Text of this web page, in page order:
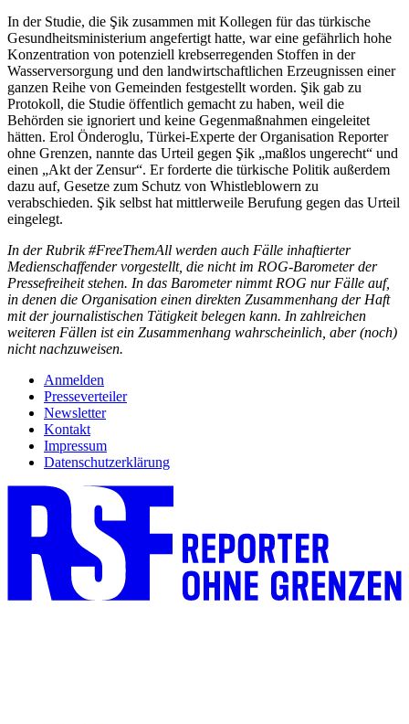
In der Studie, die Şik zusammen mit Kollegen für das türkische
Gesundheitsministerium angefertigt hatte, war eine gefährlich hohe
Konzentration von potenziell krebserregenden Stoffen in der
Wasserversorgung und den landwirtschaftlichen Erzeugnissen einer
ganzen Reihe von Gemeinden festgestellt worden. Şik gab zu
Protokoll, die Studie öffentlich gemacht zu haben, weil die
Behörden sie ignoriert und keine Gegenmaßnahmen eingeleitet
hätten. Erol Önderoglu, Türkei-Experte der Organisation Reporter
ohne Grenzen, nannte das Urteil gegen Şik „maßlos ungerecht“ und
einen „Akt der Zensur“. Er forderte die türkische Politik außerdem
dazu auf, Gesetze zum Schutz von Whistleblowern zu
verabschieden. Şik selbst hat mittlerweile Berufung gegen das Urteil
eingelegt.
In der Rubrik #FreeThemAll werden auch Fälle inhaftierter
Medienschaffender vorgestellt, die nicht im ROG-Barometer der
Pressefreiheit stehen. In das Barometer nimmt ROG nur Fälle auf,
in denen die Organisation einen direkten Zusammenhang der Haft
mit der journalistischen Tätigkeit belegen kann. In zahlreichen
weiteren Fällen ist ein Zusammenhang wahrscheinlich, aber (noch)
nicht nachzuweisen.
Anmelden
Presseverteiler
Newsletter
Kontakt
Impressum
Datenschutzerklärung